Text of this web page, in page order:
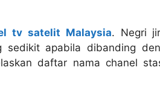
tv satelit Malaysia. Negri
sedikit apabila dibanding
daftar nama chanel